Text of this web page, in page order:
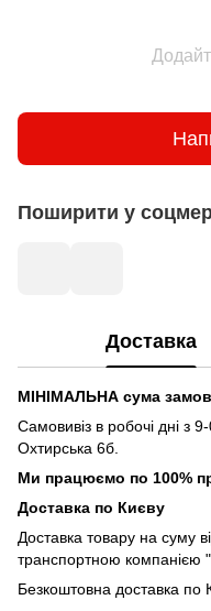
Поширити у
Доставка
МІНІМАЛЬНА сума
Самовивіз в робочі дні з
Охтирська 6б.
Ми працюємо по 100%
Доставка по Києву
Доставка товару на суму
транспортною компанією
Безкоштовна доставка по